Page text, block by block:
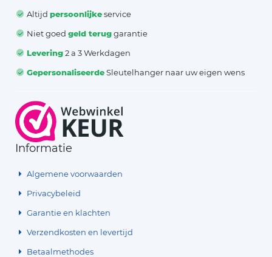
Altijdpersoonlijkeservice
Niet goedgeld teruggarantie
Levering2 a 3 Werkdagen
GepersonaliseerdeSleutelhanger naar uw eigen wens
Informatie
Algemene voorwaarden
Privacybeleid
Garantie en klachten
Verzendkosten en levertijd
Betaalmethodes